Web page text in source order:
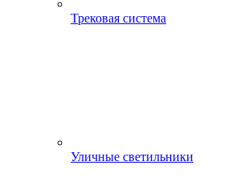
Трековая система
Уличные светильники